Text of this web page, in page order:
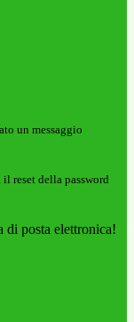
un messaggio
reset della password
di posta elettronica!